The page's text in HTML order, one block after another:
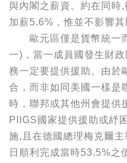
與內閣之薪資。約在同時
加薪5.6%，惟並不影響
歐元區僅是貨幣統一
一)，當一成員國發生財
務一定要提供援助。由於
合，而非如同美國一樣是
時，聯邦或其他州會提供
PIIGS國家提供援助或紓
施,且在德國總理梅克爾
日順利完成當時53.5%之